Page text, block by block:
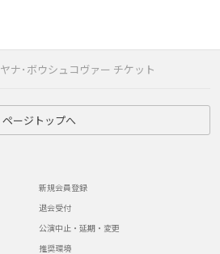
ヤナ･ボウシュコヴァー チケット
ページトップへ
新規会員登録
退会受付
公演中止・延期・変更
推奨環境